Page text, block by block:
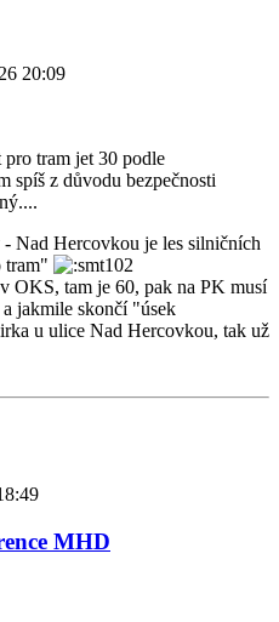
20:09
tram jet 30 podle
spíš z důvodu bezpečnosti
Nad Hercovkou je les silničních
tram"
OKS, tam je 60, pak na PK musí
jakmile skončí "úsek
u ulice Nad Hercovkou, tak už
MHD